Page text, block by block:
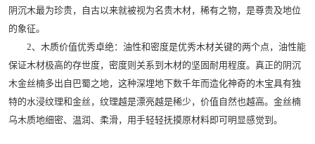
阴沉木最为珍贵，自古以来就被视为名贵木材，稀有之物，是尊贵及地位
的象征。
2、木质价值优秀卓绝：油性和密度是优秀木材关键的两个点，油性能
保证木材极高的存世度，密度则关系到木材的坚固耐用程度。真正的阴沉
木金丝楠多出自巴蜀之地，这种深埋地下数千年而造化神奇的木宝具有独
特的水浸纹理和金丝，纹理越是漂亮越是稀少，价值自然也越高。金丝楠
乌木质地细密、温润、柔滑，用手轻轻抚摸原材料即可明显感觉到。